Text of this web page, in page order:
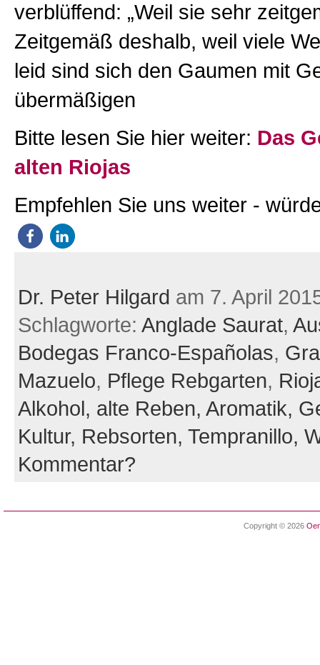
verblüffend: „Weil sie sehr
Zeitgemäß deshalb, weil viele
leid sind sich den Gaumen mit
übermäßigen
Bitte lesen Sie hier weiter: Das
alten Riojas
Empfehlen Sie uns weiter -
Dr. Peter Hilgard am 7. April
Schlagworte: Anglade Saurat,
Bodegas Franco-Españolas,
Mazuelo, Pflege Rebgarten,
Alkohol, alte Reben, Aromatik,
Kultur, Rebsorten, Tempranillo,
Kommentar?
Copyright © 2026